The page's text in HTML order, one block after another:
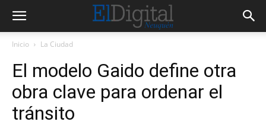
Inicio La Ciudad
El modelo Gaido define otra
obra clave para ordenar el
tránsito